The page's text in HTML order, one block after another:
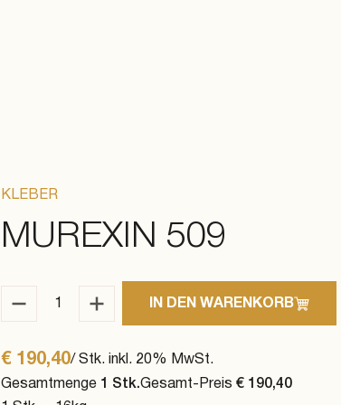
KLEBER
MUREXIN 509
Murexin 509 Menge
IN DEN WARENKORB
€ 190,40/ Stk. inkl. 20% MwSt.
Gesamtmenge 1 Stk.Gesamt-Preis € 190,40